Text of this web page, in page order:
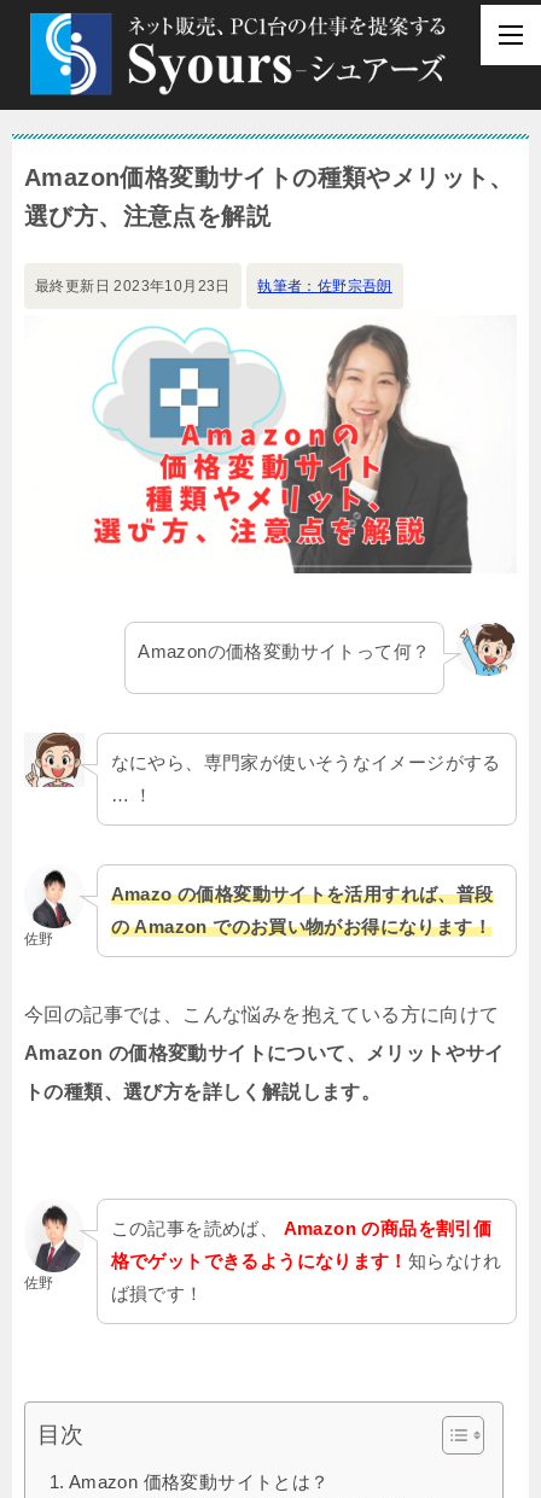
Amazon価格変動サイトの種類やメリット、
選び方、注意点を解説
最終更新日2023年10月23日 執筆者：佐野宗吾朗
Amazonの価格変動サイトって何？
なにやら、専門家が使いそうなイメージがする
… ！
佐野
Amazo の価格変動サイトを活用すれば、普段
の Amazon でのお買い物がお得になります！
今回の記事では、こんな悩みを抱えている方に向けて
Amazon の価格変動サイトについて、メリットやサイ
トの種類、選び方を詳しく解説します。
佐野
この記事を読めば、 Amazon の商品を割引価
格でゲットできるようになります！ 知らなけれ
ば損です！
目次
Amazon 価格変動サイトとは？